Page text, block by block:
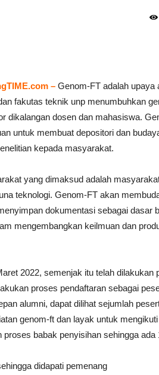
– Genom-FT adalah upaya
fakutas teknik unp menumbuhkan
dikalangan dosen dan mahasiswa.
untuk membuat depositori dan
kepada masyarakat.
yang dimaksud adalah
teknologi. Genom-FT akan
dokumentasi sebagai dasar
mengembangkan keilmuan dan
2022, semenjak itu telah dilakukan
proses pendaftaran sebagai
alumni, dapat dilihat sejumlah
genom-ft dan layak untuk
babak penyisihan sehingga ada
didapati pemenang